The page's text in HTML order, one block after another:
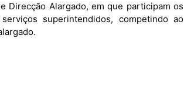
superintendidos, competindo ao